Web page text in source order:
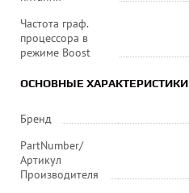
Частота граф.
процессора в
режиме Boost
ОСНОВНЫЕ ХАРАКТЕРИСТИКИ
Бренд
PartNumber/
Артикул
Производителя